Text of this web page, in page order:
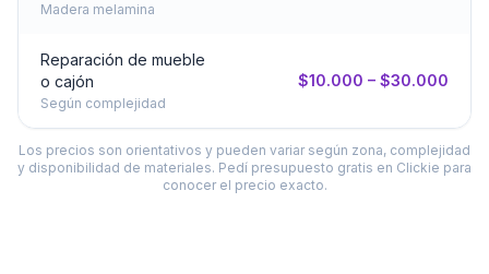
Madera melamina
Reparación de mueble
o cajón
Según complejidad
$10.000 – $30.000
Los precios son orientativos y pueden variar según zona, complejidad
y disponibilidad de materiales. Pedí presupuesto gratis en Clickie para
conocer el precio exacto.